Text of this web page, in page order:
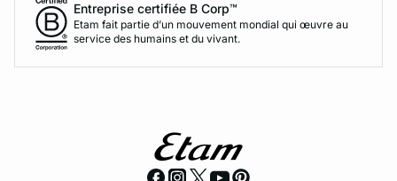
Entreprise certifiée B Corp™
Etam fait partie d’un mouvement mondial qui œuvre au
service des humains et du vivant.